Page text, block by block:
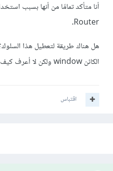
Router.
هل هناك طريقة لتعطيل هذا
الكائن window ولكن لا أعرف كيف أقوم بالأمر أو من أين أبدأ.
اقتباس